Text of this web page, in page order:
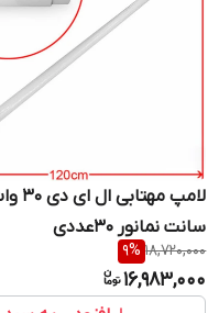
سانت نمانور 30عددی
18,720,000
9%
16,983,000